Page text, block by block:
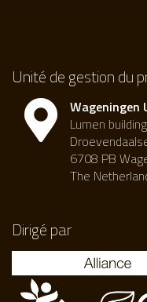
Unité de gestion du
Wageningen
Lumen building
6708 PB
The
Dirigé par